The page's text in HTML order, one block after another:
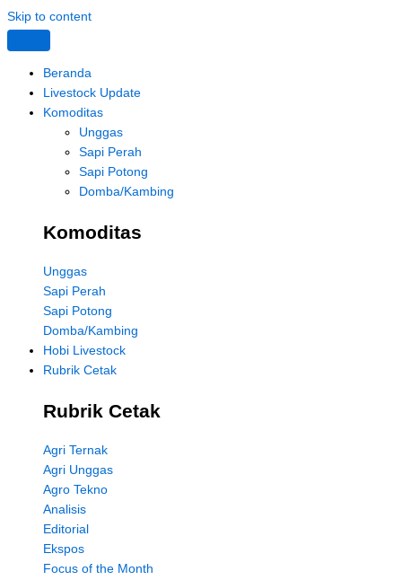
Skip to content
Beranda
Livestock Update
Komoditas
Unggas
Sapi Perah
Sapi Potong
Domba/Kambing
Komoditas
Unggas
Sapi Perah
Sapi Potong
Domba/Kambing
Hobi Livestock
Rubrik Cetak
Rubrik Cetak
Agri Ternak
Agri Unggas
Agro Tekno
Analisis
Editorial
Ekspos
Focus of the Month